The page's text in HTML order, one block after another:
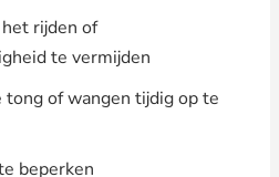
rijden of
te vermijden
tong of wangen tijdig op te
beperken